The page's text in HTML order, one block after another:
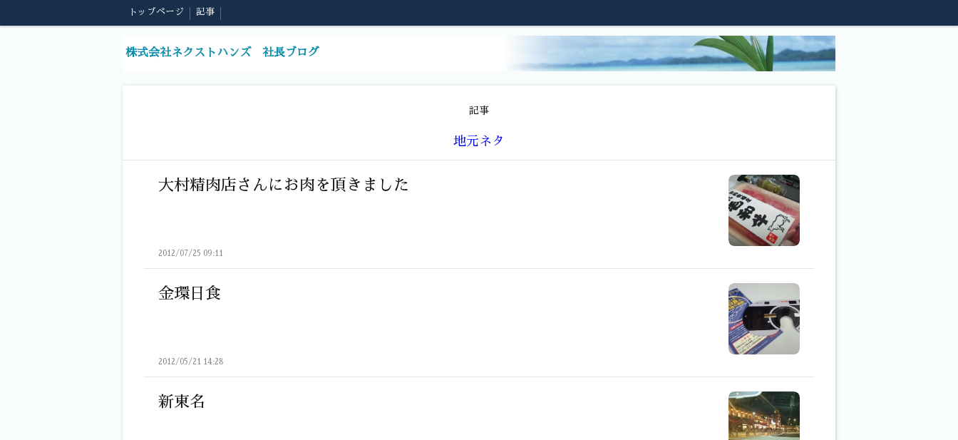
トップページ 記事
株式会社ネクストハンズ 社長ブログ
記事
地元ネタ
大村精肉店さんにお肉を頂きました
2012/07/25 09:11
金環日食
2012/05/21 14:28
新東名